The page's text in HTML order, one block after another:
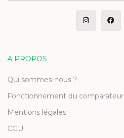
A PROPOS
Qui sommes-nous ?
Fonctionnement du comparateur
Mentions légales
CGU